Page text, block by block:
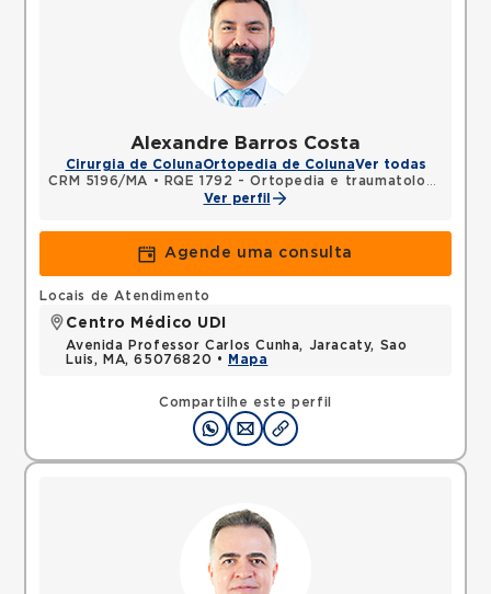
Alexandre Barros Costa
Cirurgia de ColunaOrtopedia de ColunaVer todas
CRM 5196/MA •
RQE 1792 - Ortopedia e traumatologia
Ver perfil
Agende uma consulta
Compartilhe este perfil
Locais de Atendimento
Centro Médico UDI
Avenida Professor Carlos Cunha, Jaracaty, Sao
Luis, MA, 65076820 •
Mapa